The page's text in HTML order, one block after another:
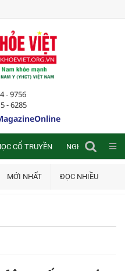
- 9756
- 6285
CỔ TRUYỀN NGHIÊN CỨU
MỚI NHẤT ĐỌC NHIỀU